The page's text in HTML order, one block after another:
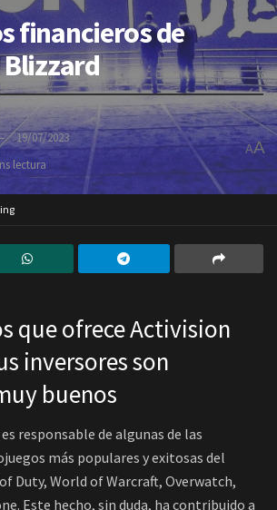
financieros de
19/07/2023
lectura
AA
que ofrece Activision
inversores son
buenos
responsable de algunas de las
más populares y exitosas del
Duty, World of Warcraft, Overwatch,
Este hecho, sin duda, ha contribuido a